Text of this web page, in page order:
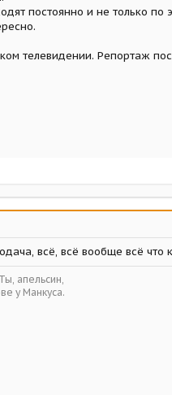
постоянно и не только по
телевидении. Репортаж
всё, всё вообще всё что
апельсин,
у Манкуса.